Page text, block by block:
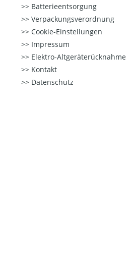
Batterieentsorgung
Verpackungsverordnung
Cookie-Einstellungen
Impressum
Elektro-Altgeräterücknahme
Kontakt
Datenschutz